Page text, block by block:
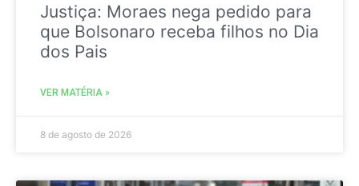
Justiça: Moraes nega pedido para
que Bolsonaro receba filhos no Dia
dos Pais
VER MATÉRIA »
8 de agosto de 2026